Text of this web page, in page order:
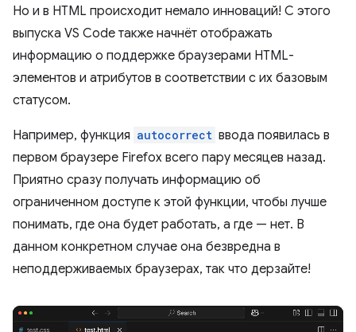
Но и в HTML происходит немало инноваций! С этого
выпуска VS Code также начнёт отображать
информацию о поддержке браузерами HTML-
элементов и атрибутов в соответствии с их базовым
статусом.
Например, функция autocorrect ввода появилась в
первом браузере Firefox всего пару месяцев назад.
Приятно сразу получать информацию об
ограниченном доступе к этой функции, чтобы лучше
понимать, где она будет работать, а где — нет. В
данном конкретном случае она безвредна в
неподдерживаемых браузерах, так что дерзайте!